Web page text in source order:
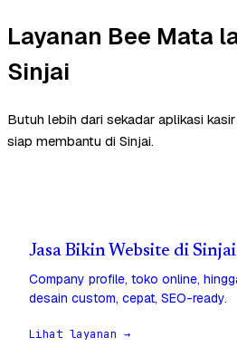
Layanan Bee Mata
Sinjai
Butuh lebih dari sekadar aplikasi
siap membantu di Sinjai.
Jasa Bikin Website di Sinjai
Company profile, toko online,
desain custom, cepat, SEO-ready.
Lihat layanan →